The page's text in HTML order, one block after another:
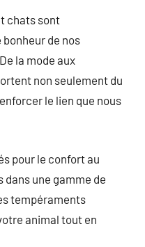
chats sont
de nos
la mode aux
non seulement du
le lien que nous
pour le confort au
une gamme de
tempéraments
animal tout en